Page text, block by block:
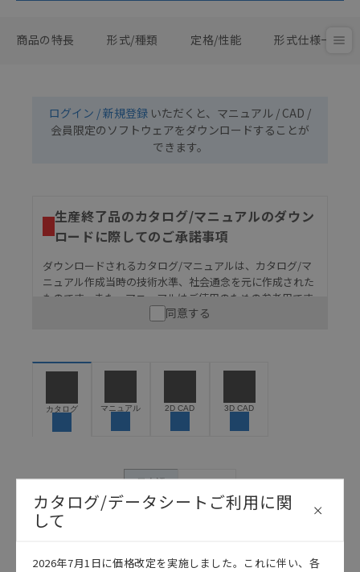
商品の特長 形式/種類 定格/性能 形式仕様一覧
ログイン / 新規登録 いただくと、マニュアル / CAD /
会員限定のソフトウェアをダウンロードすることが
できます。
生産終了品のカタログ/マニュアルのダウン
ロードに際してのご承諾事項
ダウンロードされるカタログ/マニュアルは、カタログ/マ
ニュアル作成当時の技術水準、社会通念を元に作成された
ものです。また、マニュアルはご使用のための参考用です
ので、ご使用にあたっての安全性については十分にご配慮
うな用途に使用される場合には、システム全体として
保できるよう設計されていること、および本製品が全
ン事例は参考用ですので、ご採用に際しては機器・装
置の機能や安全性をご確認のうえご使用ください。・
商品に接続される推奨機器等、現在では入手困難なも
のもそのまま記載しています。・誤字、脱字が含まれ
同意する
カタログ マニュアル 2D CAD 3D CAD
日本語 English
カタログ/データシートご利用に関
して
2026年7月1日に価格改定を実施しました。これに伴い、各